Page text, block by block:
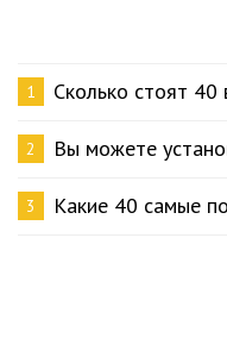
1 Сколько стоят 40
2 Вы можете
3 Какие 40 самые